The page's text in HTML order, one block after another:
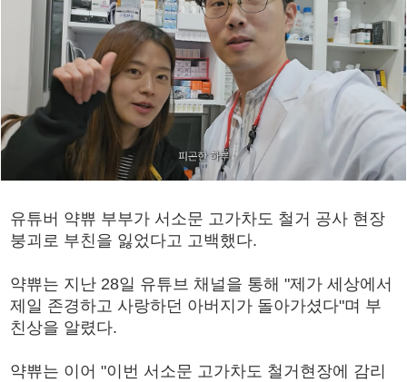
유튜버 약쀼 부부가 서소문 고가차도 철거 공사 현장
붕괴로 부친을 잃었다고 고백했다.
약쀼는 지난 28일 유튜브 채널을 통해 "제가 세상에서
제일 존경하고 사랑하던 아버지가 돌아가셨다"며 부
친상을 알렸다.
약쀼는 이어 "이번 서소문 고가차도 철거현장에 감리